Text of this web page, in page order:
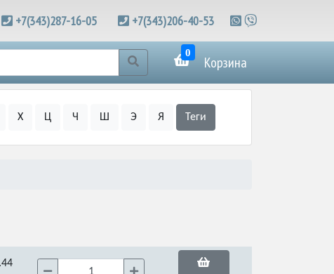
+7(343)287-16-05 +7(343)206-40-53
0
Корзина
Х Ц Ч Ш Э Я Теги